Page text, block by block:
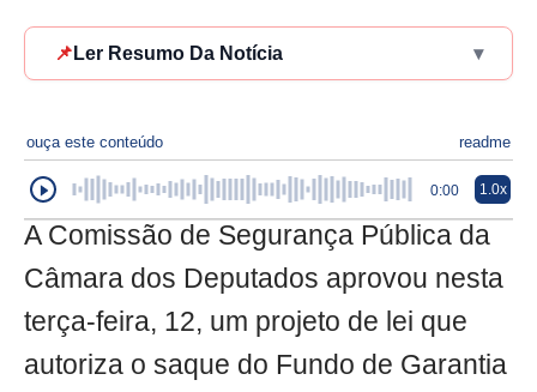
📌 Ler Resumo Da Notícia ▾
ouça este conteúdo readme
0:00 1.0x
A Comissão de Segurança Pública da
Câmara dos Deputados aprovou nesta
terça-feira, 12, um projeto de lei que
autoriza o saque do Fundo de Garantia